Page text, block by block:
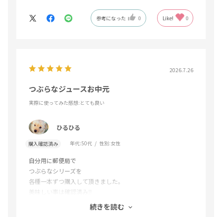
参考になった 0 Like! 0
2026.7.26
つぶらなジュースお中元
実際に使ってみた感想:とても良い
ひるひる
購入確認済み 年代:50代 性別:女性
自分用に郵便局で
つぶらなシリーズを
各種一本ずつ購入して頂きました。
美味しい事は確認済み‼︎
きっちり冷やして飲んで欲しいと伝えて
続きを読む